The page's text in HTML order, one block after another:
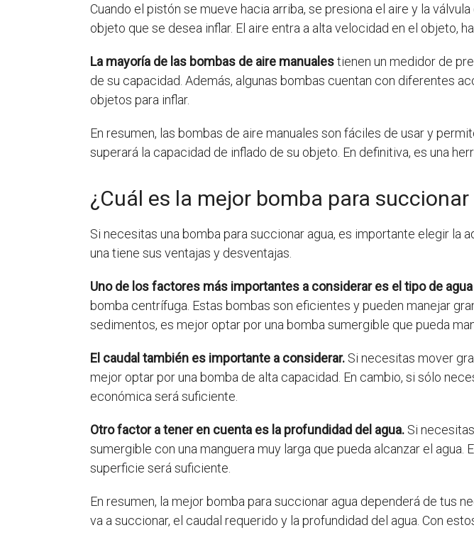
Cuando el pistón se mueve hacia arriba, se presiona el aire y la
objeto que se desea inflar. El aire entra a alta velocidad en el objeto,
La mayoría de las bombas de aire manualestienen un medidor de
de su capacidad. Además, algunas bombas cuentan con diferentes
objetos para inflar.
En resumen, las bombas de aire manuales son fáciles de usar y
superará la capacidad de inflado de su objeto. En definitiva, es una
¿Cuál es la mejor bomba para succionar
Si necesitas una bomba para succionar agua, es importante elegir
una tiene sus ventajas y desventajas.
Uno de los factores más importantes a considerar es el tipo de
bomba centrífuga. Estas bombas son eficientes y pueden manejar
sedimentos, es mejor optar por una bomba sumergible que pueda
El caudal también es importante a considerar. Si necesitas mover
mejor optar por una bomba de alta capacidad. En cambio, si sólo
económica será suficiente.
Otro factor a tener en cuenta es la profundidad del agua. Si
sumergible con una manguera muy larga que pueda alcanzar el
superficie será suficiente.
En resumen, la mejor bomba para succionar agua dependerá de tus
va a succionar, el caudal requerido y la profundidad del agua. Con